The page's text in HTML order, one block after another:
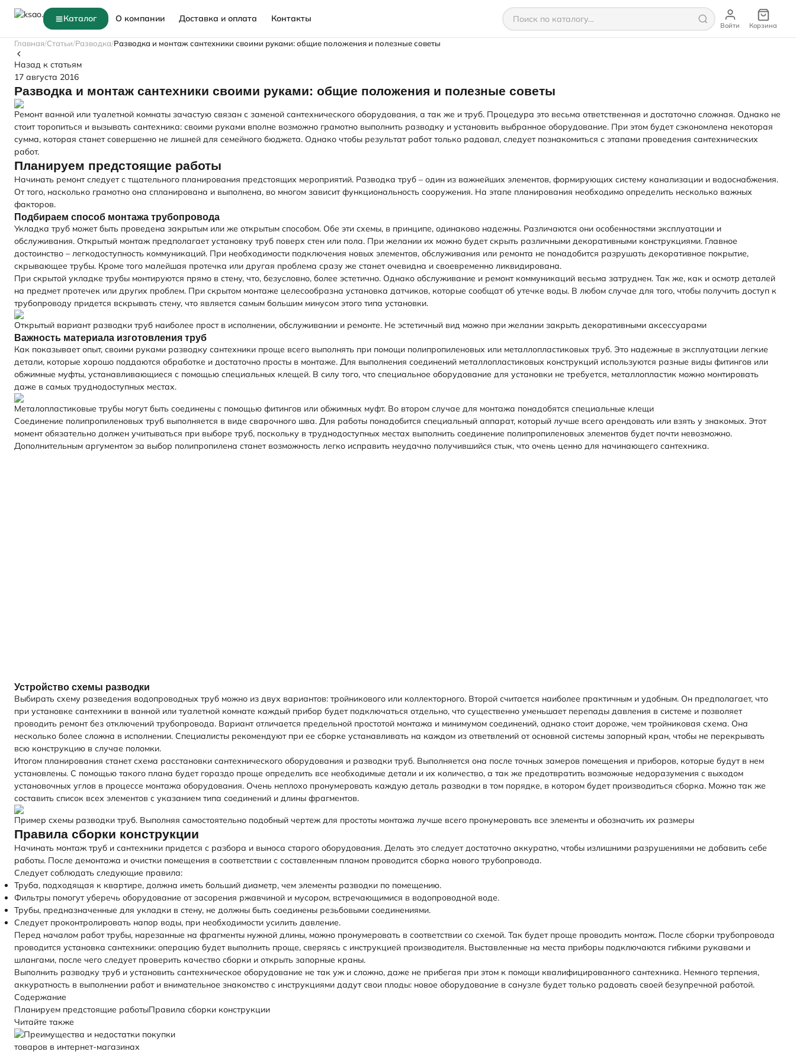
Каталог О компании Доставка и оплата Контакты
Войти Корзина
Главная Статьи Разводка Разводка и монтаж сантехники своими руками: общие положения и полезные советы
Назад к статьям
17 августа 2016
Разводка и монтаж сантехники своими руками: общие положения и полезные советы
Ремонт ванной или туалетной комнаты зачастую связан с заменой сантехнического оборудования, а так же и труб. Процедура это весьма ответственная и достаточно сложная. Однако не
стоит торопиться и вызывать сантехника: своими руками вполне возможно грамотно выполнить разводку и установить выбранное оборудование. При этом будет сэкономлена некоторая
сумма, которая станет совершенно не лишней для семейного бюджета. Однако чтобы результат работ только радовал, следует познакомиться с этапами проведения сантехнических
работ.
Планируем предстоящие работы
Начинать ремонт следует с тщательного планирования предстоящих мероприятий. Разводка труб – один из важнейших элементов, формирующих систему канализации и водоснабжения.
От того, насколько грамотно она спланирована и выполнена, во многом зависит функциональность сооружения. На этапе планирования необходимо определить несколько важных
факторов.
Подбираем способ монтажа трубопровода
Укладка труб может быть проведена закрытым или же открытым способом. Обе эти схемы, в принципе, одинаково надежны. Различаются они особенностями эксплуатации и
обслуживания. Открытый монтаж предполагает установку труб поверх стен или пола. При желании их можно будет скрыть различными декоративными конструкциями. Главное
достоинство – легкодоступность коммуникаций. При необходимости подключения новых элементов, обслуживания или ремонта не понадобится разрушать декоративное покрытие,
скрывающее трубы. Кроме того малейшая протечка или другая проблема сразу же станет очевидна и своевременно ликвидирована.
При скрытой укладке трубы монтируются прямо в стену, что, безусловно, более эстетично. Однако обслуживание и ремонт коммуникаций весьма затруднен. Так же, как и осмотр деталей
на предмет протечек или других проблем. При скрытом монтаже целесообразна установка датчиков, которые сообщат об утечке воды. В любом случае для того, чтобы получить доступ к
трубопроводу придется вскрывать стену, что является самым большим минусом этого типа установки.
Открытый вариант разводки труб наиболее прост в исполнении, обслуживании и ремонте. Не эстетичный вид можно при желании закрыть декоративными аксессуарами
Важность материала изготовления труб
Как показывает опыт, своими руками разводку сантехники проще всего выполнять при помощи полипропиленовых или металлопластиковых труб. Это надежные в эксплуатации легкие
детали, которые хорошо поддаются обработке и достаточно просты в монтаже. Для выполнения соединений металлопластиковых конструкций используются разные виды фитингов или
обжимные муфты, устанавливающиеся с помощью специальных клещей. В силу того, что специальное оборудование для установки не требуется, металлопластик можно монтировать
даже в самых труднодоступных местах.
Металопластиковые трубы могут быть соединены с помощью фитингов или обжимных муфт. Во втором случае для монтажа понадобятся специальные клещи
Соединение полипропиленовых труб выполняется в виде сварочного шва. Для работы понадобится специальный аппарат, который лучше всего арендовать или взять у знакомых. Этот
момент обязательно должен учитываться при выборе труб, поскольку в труднодоступных местах выполнить соединение полипропиленовых элементов будет почти невозможно.
Дополнительным аргументом за выбор полипропилена станет возможность легко исправить неудачно получившийся стык, что очень ценно для начинающего сантехника.
Устройство схемы разводки
Выбирать схему разведения водопроводных труб можно из двух вариантов: тройникового или коллекторного. Второй считается наиболее практичным и удобным. Он предполагает, что
при установке сантехники в ванной или туалетной комнате каждый прибор будет подключаться отдельно, что существенно уменьшает перепады давления в системе и позволяет
проводить ремонт без отключений трубопровода. Вариант отличается предельной простотой монтажа и минимумом соединений, однако стоит дороже, чем тройниковая схема. Она
несколько более сложна в исполнении. Специалисты рекомендуют при ее сборке устанавливать на каждом из ответвлений от основной системы запорный кран, чтобы не перекрывать
всю конструкцию в случае поломки.
Итогом планирования станет схема расстановки сантехнического оборудования и разводки труб. Выполняется она после точных замеров помещения и приборов, которые будут в нем
установлены. С помощью такого плана будет гораздо проще определить все необходимые детали и их количество, а так же предотвратить возможные недоразумения с выходом
установочных углов в процессе монтажа оборудования. Очень неплохо пронумеровать каждую деталь разводки в том порядке, в котором будет производиться сборка. Можно так же
составить список всех элементов с указанием типа соединений и длины фрагментов.
Пример схемы разводки труб. Выполняя самостоятельно подобный чертеж для простоты монтажа лучше всего пронумеровать все элементы и обозначить их размеры
Правила сборки конструкции
Начинать монтаж труб и сантехники придется с разбора и выноса старого оборудования. Делать это следует достаточно аккуратно, чтобы излишними разрушениями не добавить себе
работы. После демонтажа и очистки помещения в соответствии с составленным планом проводится сборка нового трубопровода.
Следует соблюдать следующие правила:
Труба, подходящая к квартире, должна иметь больший диаметр, чем элементы разводки по помещению.
Фильтры помогут уберечь оборудование от засорения ржавчиной и мусором, встречающимися в водопроводной воде.
Трубы, предназначенные для укладки в стену, не должны быть соединены резьбовыми соединениями.
Следует проконтролировать напор воды, при необходимости усилить давление.
Перед началом работ трубы, нарезанные на фрагменты нужной длины, можно пронумеровать в соответствии со схемой. Так будет проще проводить монтаж. После сборки трубопровода
проводится установка сантехники: операцию будет выполнить проще, сверяясь с инструкцией производителя. Выставленные на места приборы подключаются гибкими рукавами и
шлангами, после чего следует проверить качество сборки и открыть запорные краны.
Выполнить разводку труб и установить сантехническое оборудование не так уж и сложно, даже не прибегая при этом к помощи квалифицированного сантехника. Немного терпения,
аккуратность в выполнении работ и внимательное знакомство с инструкциями дадут свои плоды: новое оборудование в санузле будет только радовать своей безупречной работой.
Содержание
Планируем предстоящие работыПравила сборки конструкции
Читайте также